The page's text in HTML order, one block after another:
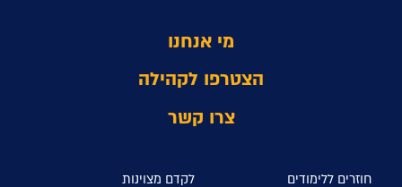
מי אנחנו
הצטרפו לקהילה
צרו קשר
חוזרים ללימודים
לקדם מצוינות